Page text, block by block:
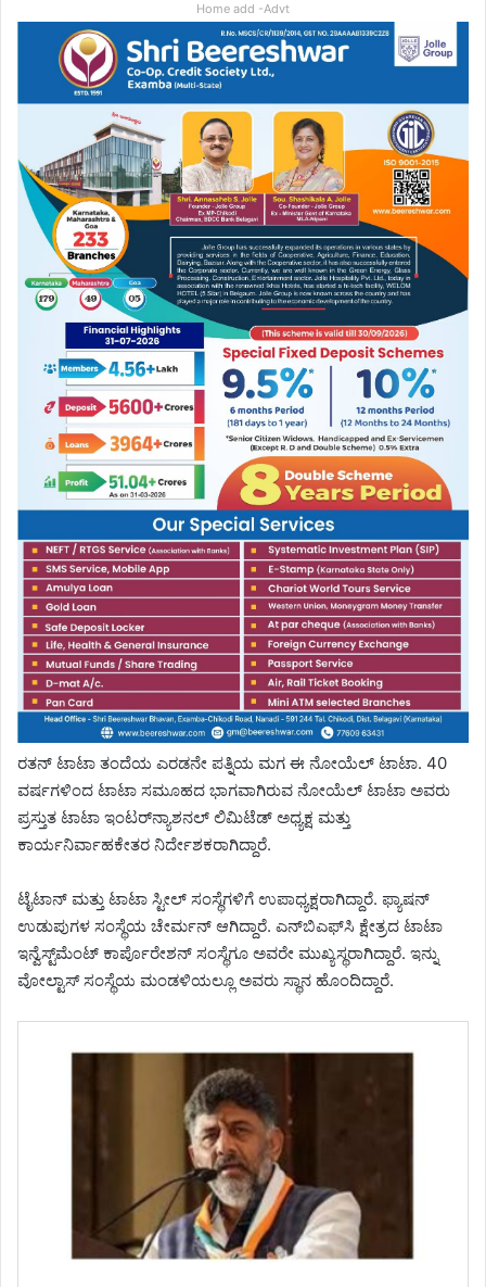
Home add -Advt
ರತನ್ ಟಾಟಾ ತಂದೆಯ ಎರಡನೇ ಪತ್ನಿಯ ಮಗ ಈ ನೋಯೆಲ್ ಟಾಟಾ. 40
ವರ್ಷಗಳಿಂದ ಟಾಟಾ ಸಮೂಹದ ಭಾಗವಾಗಿರುವ ನೋಯೆಲ್ ಟಾಟಾ ಅವರು
ಪ್ರಸ್ತುತ ಟಾಟಾ ಇಂಟರ್‌ನ್ಯಾಶನಲ್ ಲಿಮಿಟೆಡ್‌ ಅಧ್ಯಕ್ಷ ಮತ್ತು
ಕಾರ್ಯನಿರ್ವಾಹಕೇತರ ನಿರ್ದೇಶಕರಾಗಿದ್ದಾರೆ.
ಟೈಟಾನ್ ಮತ್ತು ಟಾಟಾ ಸ್ಟೀಲ್ ಸಂಸ್ಥೆಗಳಿಗೆ ಉಪಾಧ್ಯಕ್ಷರಾಗಿದ್ದಾರೆ. ಫ್ಯಾಷನ್
ಉಡುಪುಗಳ ಸಂಸ್ಥೆಯ ಚೇರ್ಮನ್ ಆಗಿದ್ದಾರೆ. ಎನ್‌ಬಿಎಫ್‌ಸಿ ಕ್ಷೇತ್ರದ ಟಾಟಾ
ಇನ್ವೆಸ್ಟ್‌ಮೆಂಟ್ ಕಾರ್ಪೊರೇಶನ್ ಸಂಸ್ಥೆಗೂ ಅವರೇ ಮುಖ್ಯಸ್ಥರಾಗಿದ್ದಾರೆ. ಇನ್ನು
ವೋಲ್ಟಾಸ್‌ ಸಂಸ್ಥೆಯ ಮಂಡಳಿಯಲ್ಲೂ ಅವರು ಸ್ಥಾನ ಹೊಂದಿದ್ದಾರೆ.